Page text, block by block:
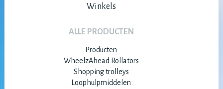
Winkels
ALLE PRODUCTEN
Producten
WheelzAhead Rollators
Shopping trolleys
Loophulpmiddelen